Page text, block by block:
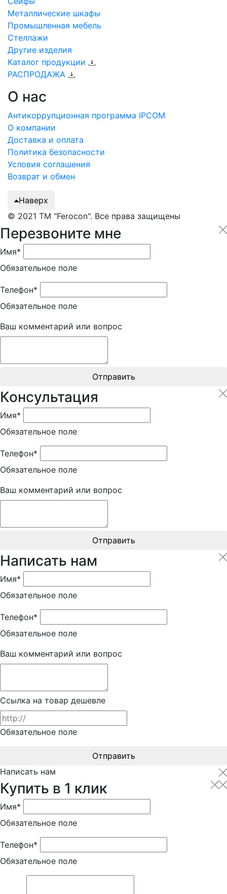
Металлические шкафы
Промышленная мебель
Стеллажи
Другие изделия
Каталог продукции
РАСПРОДАЖА
О нас
Антикоррупционная программа IPCOM
О компании
Доставка и оплата
Политика безопасности
Условия соглашения
Возврат и обмен
Наверх
© 2021 ТМ "Ferocon". Все права защищены
Перезвоните мне
Имя*
Обязательное поле
Телефон*
Обязательное поле
Ваш комментарий или вопрос
Отправить
Консультация
Имя*
Обязательное поле
Телефон*
Обязательное поле
Ваш комментарий или вопрос
Отправить
Написать нам
Имя*
Обязательное поле
Телефон*
Обязательное поле
Ваш комментарий или вопрос
Ссылка на товар дешевле
Обязательное поле
Отправить
Написать нам
Купить в 1 клик
Имя*
Обязательное поле
Телефон*
Обязательное поле